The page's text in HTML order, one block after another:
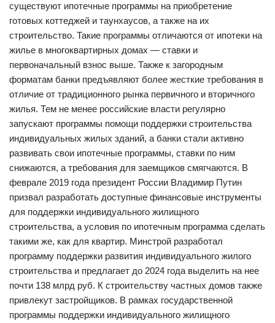
существуют ипотечные программы на приобретение
готовых коттеджей и таунхаусов, а также на их
строительство. Такие программы отличаются от ипотеки на
жилье в многоквартирных домах — ставки и
первоначальный взнос выше. Также к загородным
форматам банки предъявляют более жесткие требования в
отличие от традиционного рынка первичного и вторичного
жилья. Тем не менее российские власти регулярно
запускают программы помощи поддержки строительства
индивидуальных жилых зданий, а банки стали активно
развивать свои ипотечные программы, ставки по ним
снижаются, а требования для заемщиков смягчаются. В
феврале 2019 года президент России Владимир Путин
призвал разработать доступные финансовые инструменты
для поддержки индивидуального жилищного
строительства, а условия по ипотечным программа сделать
такими же, как для квартир. Минстрой разработал
программу поддержки развития индивидуального жилого
строительства и предлагает до 2024 года выделить на нее
почти 138 млрд руб. К строительству частных домов также
привлекут застройщиков. В рамках государственной
программы поддержки индивидуального жилищного